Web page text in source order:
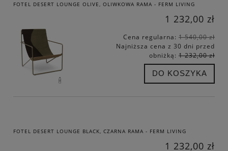
FOTEL DESERT LOUNGE OLIVE, OLIWKOWA RAMA - FERM LIVING
1 232,00 zł
Cena regularna: 1 540,00 zł
Najniższa cena z 30 dni przed
obniżką: 1 232,00 zł
DO KOSZYKA
FOTEL DESERT LOUNGE BLACK, CZARNA RAMA - FERM LIVING
1 232,00 zł